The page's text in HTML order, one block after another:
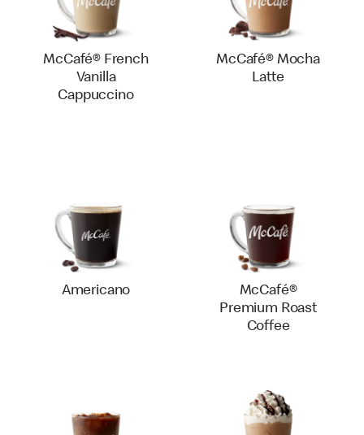
McCafé® French
Vanilla
Cappuccino
McCafé® Mocha
Latte
Americano
McCafé®
Premium Roast
Coffee